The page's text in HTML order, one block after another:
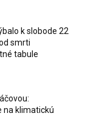
k slobode 22
smrti
tabule
na klimatickú